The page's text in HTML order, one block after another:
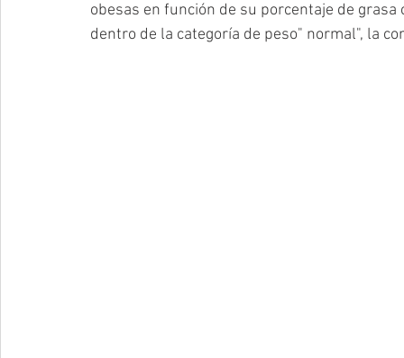
obesas en función de su porcentaje de
dentro de la categoría de peso" normal", la